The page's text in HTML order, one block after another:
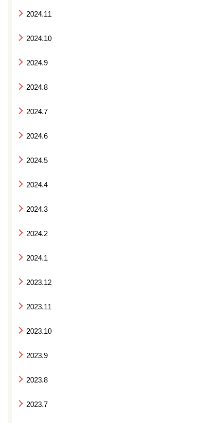
2024.11
2024.10
2024.9
2024.8
2024.7
2024.6
2024.5
2024.4
2024.3
2024.2
2024.1
2023.12
2023.11
2023.10
2023.9
2023.8
2023.7